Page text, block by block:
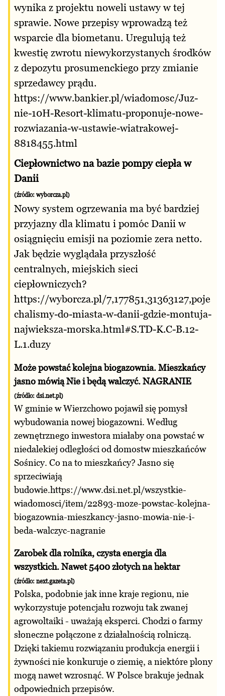
wynika z projektu noweli ustawy w tej
sprawie. Nowe przepisy wprowadzą też
wsparcie dla biometanu. Uregulują też
kwestię zwrotu niewykorzystanych środków
z depozytu prosumenckiego przy zmianie
sprzedawcy prądu.
https://www.bankier.pl/wiadomosc/Juz-
nie-10H-Resort-klimatu-proponuje-nowe-
rozwiazania-w-ustawie-wiatrakowej-
8818455.html
Ciepłownictwo na bazie pompy ciepła w
Danii
(źródło: wyborcza.pl)
Nowy system ogrzewania ma być bardziej
przyjazny dla klimatu i pomóc Danii w
osiągnięciu emisji na poziomie zera netto.
Jak będzie wyglądała przyszłość
centralnych, miejskich sieci
ciepłowniczych?
https://wyborcza.pl/7,177851,31363127,poje
chalismy-do-miasta-w-danii-gdzie-montuja-
najwieksza-morska.html#S.TD-K.C-B.12-
L.1.duzy
Może powstać kolejna biogazownia. Mieszkańcy
jasno mówią Nie i będą walczyć. NAGRANIE
(źródło: dsi.net.pl)
W gminie w Wierzchowo pojawił się pomysł
wybudowania nowej biogazowni. Według
zewnętrznego inwestora miałaby ona powstać w
niedalekiej odległości od domostw mieszkańców
Sośnicy. Co na to mieszkańcy? Jasno się
sprzeciwiają
budowie.https://www.dsi.net.pl/wszystkie-
wiadomosci/item/22893-moze-powstac-kolejna-
biogazownia-mieszkancy-jasno-mowia-nie-i-
beda-walczyc-nagranie
Zarobek dla rolnika, czysta energia dla
wszystkich. Nawet 5400 złotych na hektar
(źródło: next.gazeta.pl)
Polska, podobnie jak inne kraje regionu, nie
wykorzystuje potencjału rozwoju tak zwanej
agrowoltaiki - uważają eksperci. Chodzi o farmy
słoneczne połączone z działalnością rolniczą.
Dzięki takiemu rozwiązaniu produkcja energii i
żywności nie konkuruje o ziemię, a niektóre plony
mogą nawet wzrosnąć. W Polsce brakuje jednak
odpowiednich przepisów.